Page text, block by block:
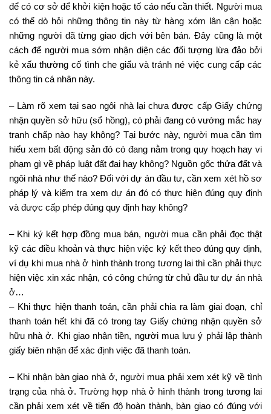
để có cơ sở để khởi kiện hoặc tố cáo nếu cần thiết. Người mua
có thể dò hỏi những thông tin này từ hàng xóm lân cận hoặc
những người đã từng giao dịch với bên bán. Đây cũng là một
cách để người mua sớm nhận diện các đối tượng lừa đảo bởi
kẻ xấu thường cố tình che giấu và tránh né việc cung cấp các
thông tin cá nhân này.
– Làm rõ xem tại sao ngôi nhà lại chưa được cấp Giấy chứng
nhận quyền sở hữu (sổ hồng), có phải đang có vướng mắc hay
tranh chấp nào hay không? Tại bước này, người mua cần tìm
hiểu xem bất động sản đó có đang nằm trong quy hoạch hay vi
phạm gì về pháp luật đất đai hay không? Nguồn gốc thửa đất và
ngôi nhà như thế nào? Đối với dự án đầu tư, cần xem xét hồ sơ
pháp lý và kiểm tra xem dự án đó có thực hiện đúng quy định
và được cấp phép đúng quy định hay không?
– Khi ký kết hợp đồng mua bán, người mua cần phải đọc thật
kỹ các điều khoản và thực hiện việc ký kết theo đúng quy định,
ví dụ khi mua nhà ở hình thành trong tương lai thì cần phải thực
hiện việc xin xác nhận, có công chứng từ chủ đầu tư dự án nhà
ở…
– Khi thực hiện thanh toán, cần phải chia ra làm giai đoạn, chỉ
thanh toán hết khi đã có trong tay Giấy chứng nhận quyền sở
hữu nhà ở. Khi giao nhận tiền, người mua lưu ý phải lập thành
giấy biên nhận để xác định việc đã thanh toán.
– Khi nhận bàn giao nhà ở, người mua phải xem xét kỹ về tình
trạng của nhà ở. Trường hợp nhà ở hình thành trong tương lai
cần phải xem xét về tiến độ hoàn thành, bàn giao có đúng với